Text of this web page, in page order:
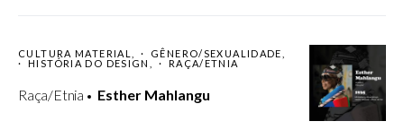
CULTURA MATERIAL
GÊNERO/SEXUALIDADE
HISTÓRIA DO DESIGN
RAÇA/ETNIA
Raça/Etnia Esther Mahlangu